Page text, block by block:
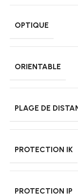
OPTIQUE
ORIENTABLE
PLAGE DE
PROTECTION IK
PROTECTION IP